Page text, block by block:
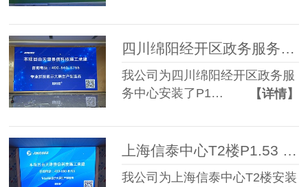
四川绵阳经开区政务服务中心P1.86 LED显示屏+单色P4.75字幕屏
我公司为四川绵阳经开区政务服
务中心安装了P1…
【详情】
上海信泰中心T2楼P1.53 LED显示屏
我公司为上海信泰中心T2楼安装